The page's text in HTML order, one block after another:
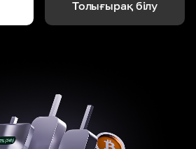
Толығырақ білу